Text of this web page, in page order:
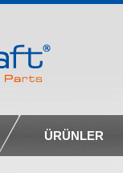
ÜRÜNLER